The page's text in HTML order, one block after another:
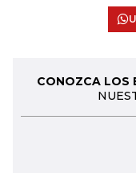
CONOZCA LOS